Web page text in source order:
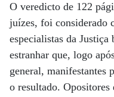
O veredicto de 122
juízes, foi considerado
especialistas da
estranhar que, logo
general, manifestantes
o resultado.